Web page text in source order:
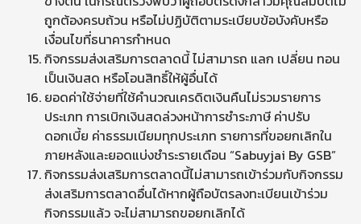
ถูกต้องครบถ้วน หรือไม่ปฏิบัติตามระเบียบข้อบังคับหรือ
เงื่อนไขที่ธนาคารกำหนด
กิจกรรมส่งเสริมการตลาดนี้ ไม่สามารถ แลก เปลี่ยน ทอน
เป็นเงินสด หรือโอนสิทธิ์ให้ผู้อื่นได้
ยอดค่าใช้จ่ายที่ใช้คำนวณเครดิตเงินคืนไม่รวมรายการ
ประเภท การเบิกเงินสดล่วงหน้าการชำระภาษี ค่าปรับ
ดอกเบี้ย ค่าธรรมเนียมทุกประเภท รายการที่ขอยกเลิกใน
ภายหลังและยอดแบ่งชำระรายเดือน “Sabuyjai By GSB”
กิจกรรมส่งเสริมการตลาดนี้ไม่สามารถเข้าร่วมกับกิจกรรม
ส่งเสริมการตลาดอื่นได้หากผู้ถือบัตรลงทะเบียนเข้าร่วม
กิจกรรมแล้ว จะไม่สามารถขอยกเลิกได้